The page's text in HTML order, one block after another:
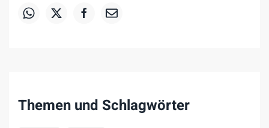
Themen und Schlagwörter